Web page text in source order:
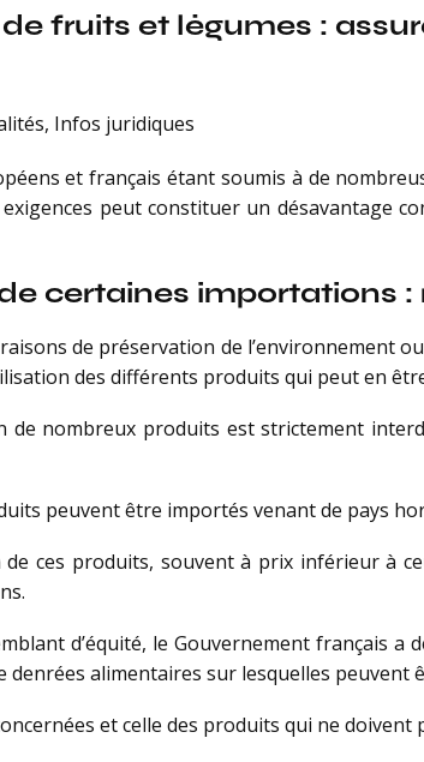
fruits et légumes :
, Infos juridiques
et français étant soumis à de
peut constituer un désavantage
certaines importations :
de préservation de l’environnement
des différents produits qui peut en
de nombreux produits est strictement
peuvent être importés venant de pays
de ces produits, souvent à prix inférieur à
d’équité, le Gouvernement français a
alimentaires sur lesquelles peuvent
et celle des produits qui ne